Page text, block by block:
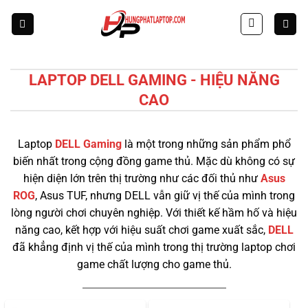
LAPTOP DELL GAMING - HIỆU NĂNG
CAO
Laptop DELL Gaminglà một trong những sản phẩm phổ
biến nhất trong cộng đồng game thủ. Mặc dù không có sự
hiện diện lớn trên thị trường như các đối thủ như Asus
ROG, Asus TUF, nhưng DELL vẫn giữ vị thế của mình trong
lòng người chơi chuyên nghiệp. Với thiết kế hầm hố và hiệu
năng cao, kết hợp với hiệu suất chơi game xuất sắc, DELL
đã khẳng định vị thế của mình trong thị trường laptop chơi
game chất lượng cho game thủ.